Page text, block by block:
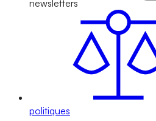
newsletters
politiques